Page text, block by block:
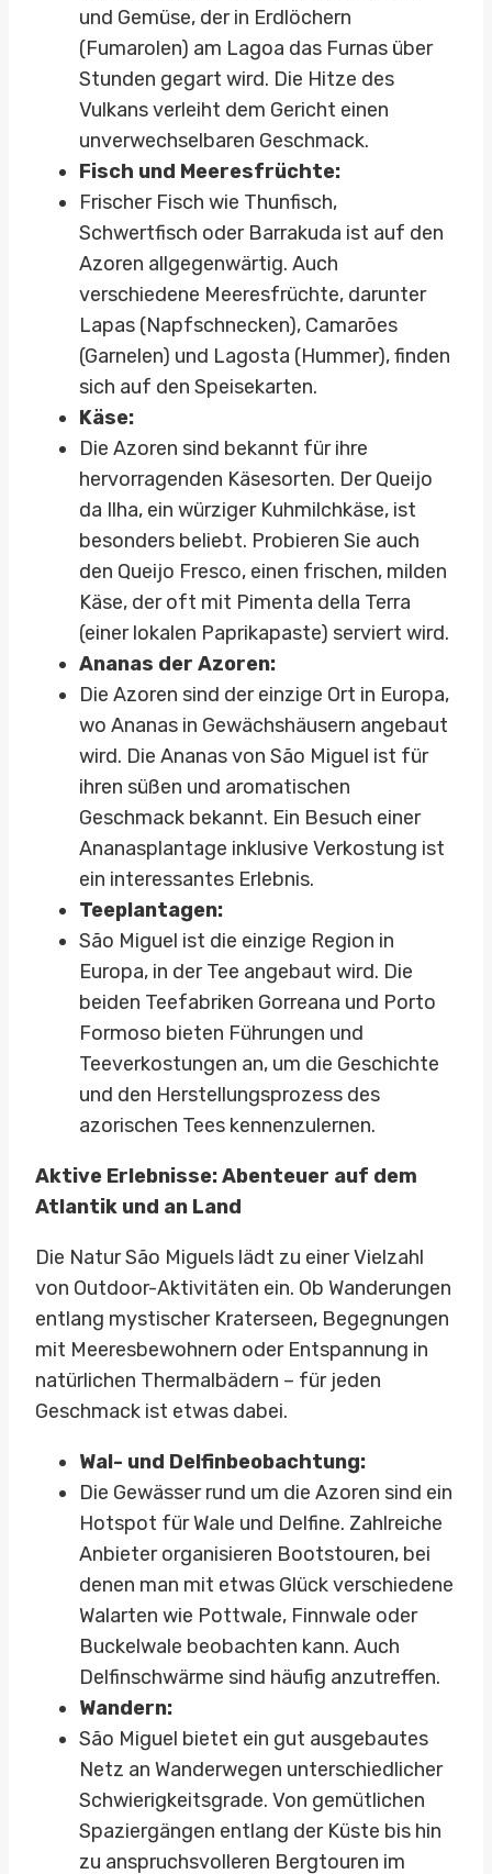
und Gemüse, der in Erdlöchern
(Fumarolen) am Lagoa das Furnas über
Stunden gegart wird. Die Hitze des
Vulkans verleiht dem Gericht einen
unverwechselbaren Geschmack.
Fisch und Meeresfrüchte:
Frischer Fisch wie Thunfisch,
Schwertfisch oder Barrakuda ist auf den
Azoren allgegenwärtig. Auch
verschiedene Meeresfrüchte, darunter
Lapas (Napfschnecken), Camarões
(Garnelen) und Lagosta (Hummer), finden
sich auf den Speisekarten.
Käse:
Die Azoren sind bekannt für ihre
hervorragenden Käsesorten. Der Queijo
da Ilha, ein würziger Kuhmilchkäse, ist
besonders beliebt. Probieren Sie auch
den Queijo Fresco, einen frischen, milden
Käse, der oft mit Pimenta della Terra
(einer lokalen Paprikapaste) serviert wird.
Ananas der Azoren:
Die Azoren sind der einzige Ort in Europa,
wo Ananas in Gewächshäusern angebaut
wird. Die Ananas von São Miguel ist für
ihren süßen und aromatischen
Geschmack bekannt. Ein Besuch einer
Ananasplantage inklusive Verkostung ist
ein interessantes Erlebnis.
Teeplantagen:
São Miguel ist die einzige Region in
Europa, in der Tee angebaut wird. Die
beiden Teefabriken Gorreana und Porto
Formoso bieten Führungen und
Teeverkostungen an, um die Geschichte
und den Herstellungsprozess des
azorischen Tees kennenzulernen.
Aktive Erlebnisse: Abenteuer auf dem
Atlantik und an Land
Die Natur São Miguels lädt zu einer Vielzahl
von Outdoor-Aktivitäten ein. Ob Wanderungen
entlang mystischer Kraterseen, Begegnungen
mit Meeresbewohnern oder Entspannung in
natürlichen Thermalbädern – für jeden
Geschmack ist etwas dabei.
Wal- und Delfinbeobachtung:
Die Gewässer rund um die Azoren sind ein
Hotspot für Wale und Delfine. Zahlreiche
Anbieter organisieren Bootstouren, bei
denen man mit etwas Glück verschiedene
Walarten wie Pottwale, Finnwale oder
Buckelwale beobachten kann. Auch
Delfinschwärme sind häufig anzutreffen.
Wandern:
São Miguel bietet ein gut ausgebautes
Netz an Wanderwegen unterschiedlicher
Schwierigkeitsgrade. Von gemütlichen
Spaziergängen entlang der Küste bis hin
zu anspruchsvolleren Bergtouren im